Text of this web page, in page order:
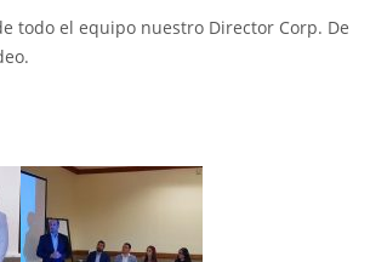
todo el equipo nuestro Director Corp. De